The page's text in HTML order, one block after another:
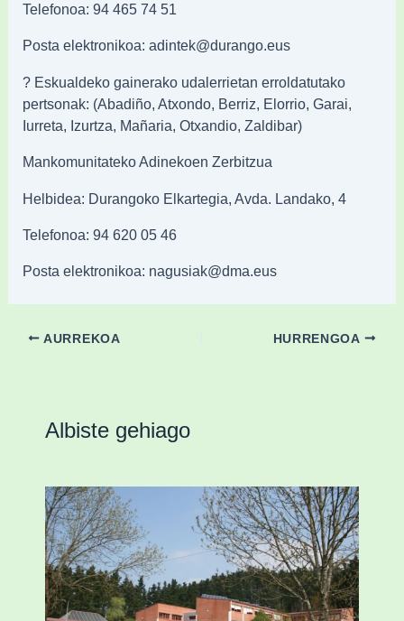
Telefonoa: 94 465 74 51
Posta elektronikoa: adintek@durango.eus
? Eskualdeko gainerako udalerrietan erroldatutako
pertsonak: (Abadiño, Atxondo, Berriz, Elorrio, Garai,
Iurreta, Izurtza, Mañaria, Otxandio, Zaldibar)
Mankomunitateko Adinekoen Zerbitzua
Helbidea: Durangoko Elkartegia, Avda. Landako, 4
Telefonoa: 94 620 05 46
Posta elektronikoa: nagusiak@dma.eus
AURREKOA HURRENGOA
Albiste gehiago